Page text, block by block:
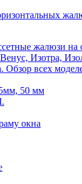
жалюзи на
Изотра,
всех
50 мм
окна